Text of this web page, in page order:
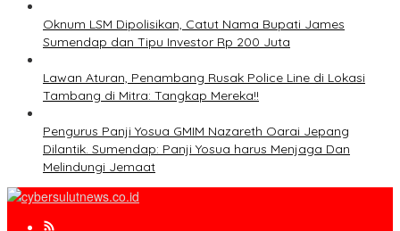
Oknum LSM Dipolisikan, Catut Nama Bupati James
Sumendap dan Tipu Investor Rp 200 Juta
Lawan Aturan, Penambang Rusak Police Line di Lokasi
Tambang di Mitra: Tangkap Mereka!!
Pengurus Panji Yosua GMIM Nazareth Oarai Jepang
Dilantik. Sumendap: Panji Yosua harus Menjaga Dan
Melindungi Jemaat